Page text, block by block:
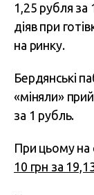
1,25 рубля за
діяв при
на ринку.
Бердянські
«міняли»
за 1 рубль.
При цьому на
10 грн за